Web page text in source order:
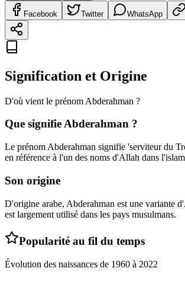
Facebook Twitter WhatsApp
Signification et Origine
D'où vient le prénom Abderahman ?
Que signifieAbderahman ?
Le prénom Abderahman signifie 'serviteur du
en référence à l'un des noms d'Allah dans
Son origine
D'origine arabe, Abderahman est une variante
est largement utilisé dans les pays musulmans.
Popularité au fil du temps
Évolution des naissances de 1960 à 2022